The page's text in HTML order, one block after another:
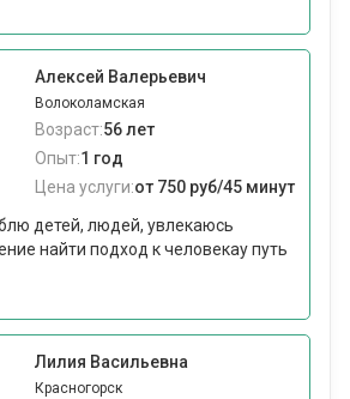
Алексей Валерьевич
Волоколамская
Возраст:56 лет
Опыт:1 год
Цена услуги:от 750 руб/45 минут
детей, людей, увлекаюсь
найти подход к человекау путь
Лилия Васильевна
Красногорск